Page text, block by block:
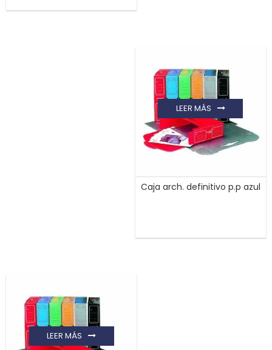
Caja arch. definitivo p.p azul
LEER MÁS
LEER MÁS